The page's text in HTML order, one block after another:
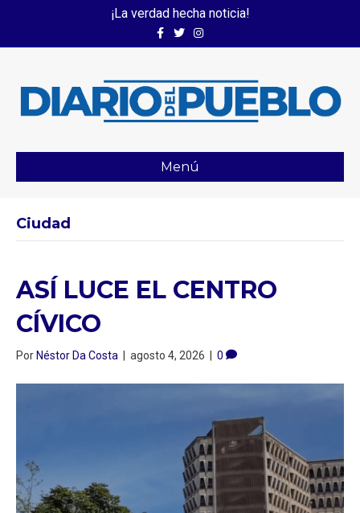
¡La verdad hecha noticia!
FacebookTwitterInstagram
Menú
Ciudad
ASÍ LUCE EL CENTRO
CÍVICO
PorNéstor Da Costa | agosto 4, 2026 | 0